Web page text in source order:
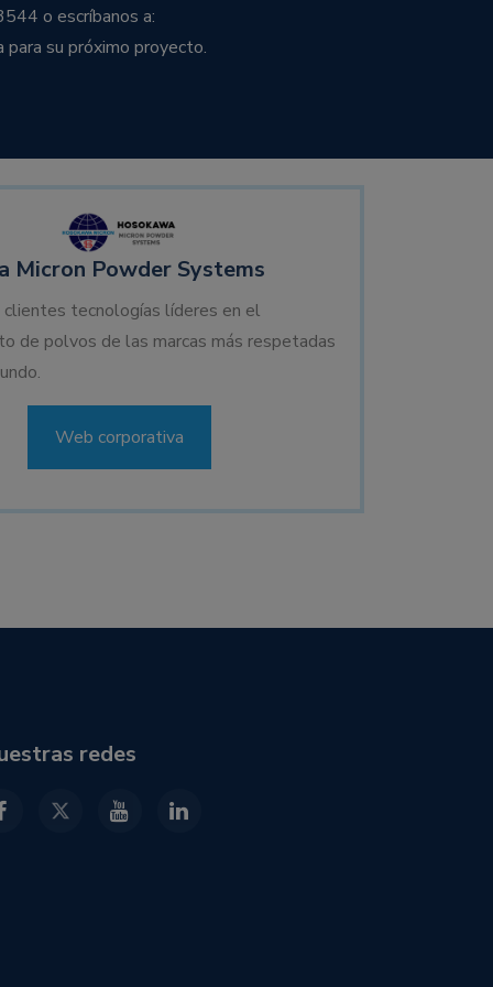
o escríbanos a:
su próximo proyecto.
Micron Powder Systems
tecnologías líderes en el
de polvos de las marcas más respetadas
Web corporativa
redes